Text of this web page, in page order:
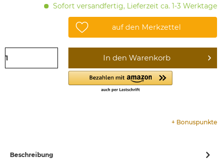
Sofort versandfertig, Lieferzeit ca. 1-3 Werktage
auf den Merkzettel
In den Warenkorb
+ Bonuspunkte
Beschreibung